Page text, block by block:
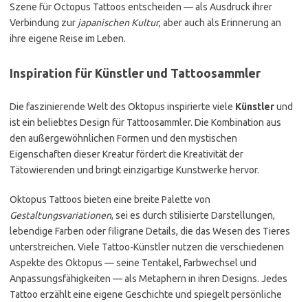
Szene für Octopus Tattoos entscheiden — als Ausdruck ihrer
Verbindung zur japanischen Kultur, aber auch als Erinnerung an
ihre eigene Reise im Leben.
Inspiration für Künstler und Tattoosammler
Die faszinierende Welt des Oktopus inspirierte viele Künstlerund
ist ein beliebtes Design für Tattoosammler. Die Kombination aus
den außergewöhnlichen Formen und den mystischen
Eigenschaften dieser Kreatur fördert die Kreativität der
Tätowierenden und bringt einzigartige Kunstwerke hervor.
Oktopus Tattoos bieten eine breite Palette von
Gestaltungsvariationen, sei es durch stilisierte Darstellungen,
lebendige Farben oder filigrane Details, die das Wesen des Tieres
unterstreichen. Viele Tattoo-Künstler nutzen die verschiedenen
Aspekte des Oktopus — seine Tentakel, Farbwechsel und
Anpassungsfähigkeiten — als Metaphern in ihren Designs. Jedes
Tattoo erzählt eine eigene Geschichte und spiegelt persönliche